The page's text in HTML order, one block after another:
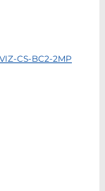
CS-BC2-2MP